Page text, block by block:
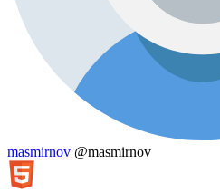
masmirnov @masmirnov